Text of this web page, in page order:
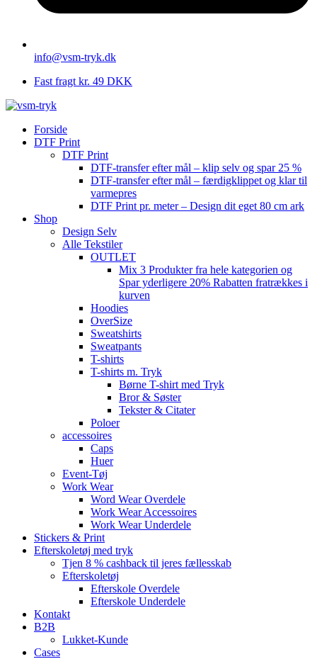
info@vsm-tryk.dk
Fast fragt kr. 49 DKK
Forside
DTF Print
DTF Print
DTF-transfer efter mål – klip selv og spar 25 %
DTF-transfer efter mål – færdigklippet og klar til
varmepres
DTF Print pr. meter – Design dit eget 80 cm ark
Shop
Design Selv
Alle Tekstiler
OUTLET
Mix 3 Produkter fra hele kategorien og
Spar yderligere 20% Rabatten fratrækkes i
kurven
Hoodies
OverSize
Sweatshirts
Sweatpants
T-shirts
T-shirts m. Tryk
Børne T-shirt med Tryk
Bror & Søster
Tekster & Citater
Poloer
accessoires
Caps
Huer
Event-Tøj
Work Wear
Word Wear Overdele
Work Wear Accessoires
Work Wear Underdele
Stickers & Print
Efterskoletøj med tryk
Tjen 8 % cashback til jeres fællesskab
Efterskoletøj
Efterskole Overdele
Efterskole Underdele
Kontakt
B2B
Lukket-Kunde
Cases